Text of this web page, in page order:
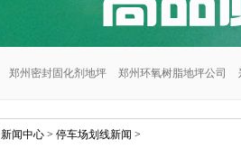
郑州密封固化剂地坪 郑州环氧树脂地坪公司
新闻中心 > 停车场划线新闻 >